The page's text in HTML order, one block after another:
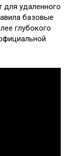
для удаленного
базовые
глубокого